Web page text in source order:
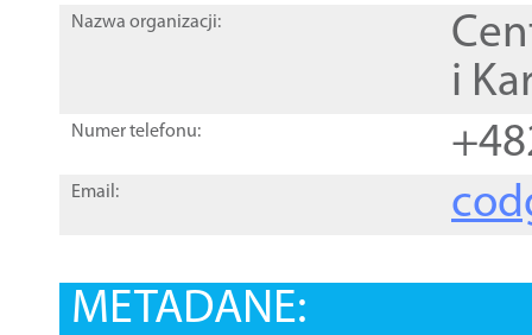
Nazwa organizacji:
i
Numer telefonu:
Email:
METADANE: